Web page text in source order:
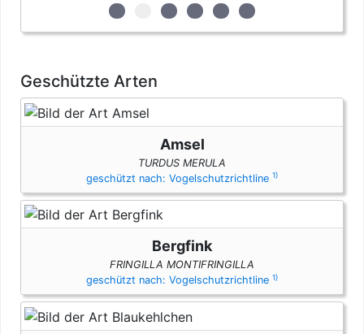
zur 1. geschützten Erscheinungsform
zur 2. geschützten
zur 3. geschützten
zur 4. geschützten
zur 5. geschützten
zur 6. geschützten
Geschützte Arten
Amsel
TURDUS MERULA
geschützt nach: Vogelschutzrichtline 1)
Bergfink
FRINGILLA MONTIFRINGILLA
geschützt nach: Vogelschutzrichtline 1)